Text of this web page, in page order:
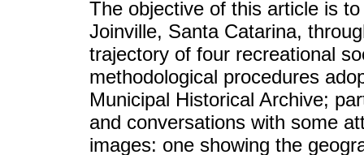
The objective of this article is
Joinville, Santa Catarina,
trajectory of four recreational
methodological procedures
Municipal Historical Archive;
and conversations with some
images: one showing the